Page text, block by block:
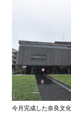
今月完成した奈良文